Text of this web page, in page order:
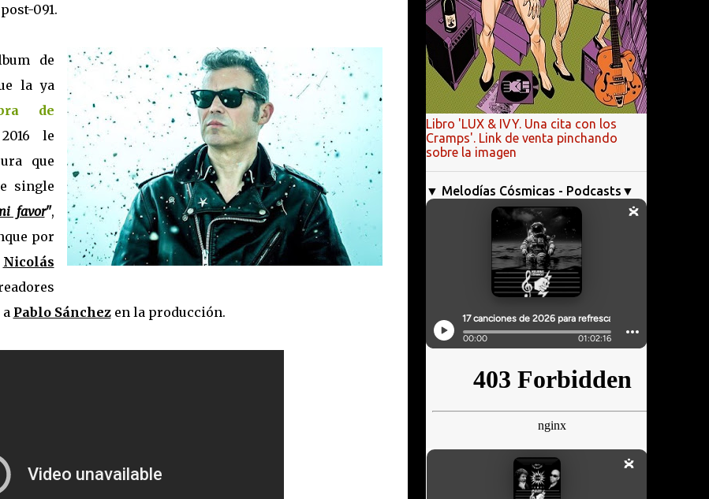
091.
de
la ya
de
le
que
single
favor",
por
Nicolás
Pablo Sánchezen la producción.
Libro 'LUX & IVY. Una cita con los
Cramps'. Link de venta pinchando
sobre la imagen
▼ Melodías Cósmicas - Podcasts▼